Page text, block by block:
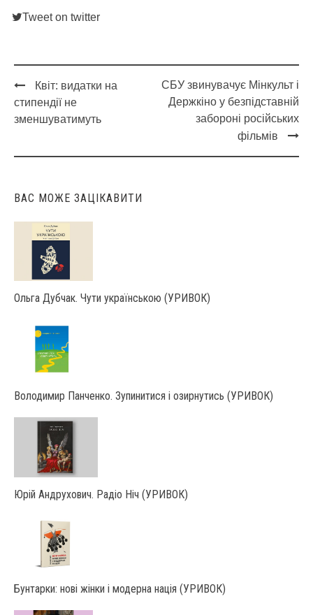
Tweet on twitter
Post
navigation
Квіт: видатки на
стипендії не
зменшуватимуть
СБУ звинувачує Мінкульт і
Держкіно у безпідставній
забороні російських
фільмів
ВАС МОЖЕ ЗАЦІКАВИТИ
Ольга Дубчак. Чути українською (УРИВОК)
Володимир Панченко. Зупинитися і озирнутись (УРИВОК)
Юрій Андрухович. Радіо Ніч (УРИВОК)
Бунтарки: нові жінки і модерна нація (УРИВОК)